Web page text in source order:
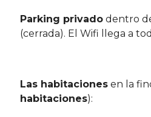
Parking privado dentro
(cerrada). El Wifi llega a
Las habitaciones en la
habitaciones):